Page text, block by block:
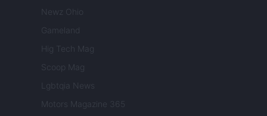
Newz Ohio
Gameland
Hig Tech Mag
Scoop Mag
Lgbtqia News
Motors Magazine 365